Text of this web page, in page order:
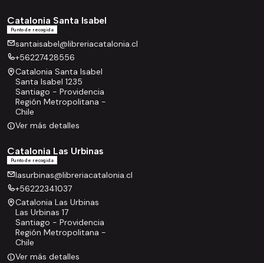
Catalonia Santa Isabel
Punto de recogida
santaisabel@libreriacatalonia.cl
+56227428556
Catalonia Santa Isabel
Santa Isabel 1235
Santiago - Providencia
Región Metropolitana -
Chile
Ver más detalles
Catalonia Las Urbinas
Punto de recogida
lasurbinas@libreriacatalonia.cl
+56222341037
Catalonia Las Urbinas
Las Urbinas 17
Santiago - Providencia
Región Metropolitana -
Chile
Ver más detalles